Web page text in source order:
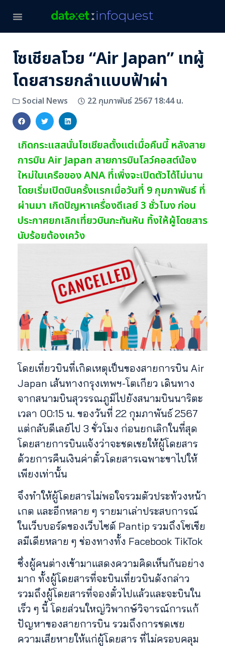
โซเชียลโวย “Air Japan” เทผู้
โดยสารยกลำแบบฟ้าผ่า
Social News 22 กุมภาพันธ์ 2567 18:44 น.
เกิดกระแสสนั่นโซเชียลตั้งแต่เมื่อคืนนี้ หลังสาย
การบิน Air Japan สายการบินโลว์คอสต์น้อง
ใหม่ในเครือของ ANA ที่เพิ่งจะเปิดตัวได้ไม่นาน
โดยเริ่มเปิดบินครั้งแรกเมื่อวันที่ 9 กุมภาพันธ์ ที่
ผ่านมา เกิดปัญหาเครื่องดีเลย์ 3 ชั่วโมง ก่อน
ประกาศยกเลิกเที่ยวบินกะทันหัน ทิ้งให้ผู้โดยสาร
นับร้อยต้องเคว้ง
โดยเที่ยวบินที่เกิดเหตุเป็นของสายการบิน Air
Japan เส้นทางกรุงเทพฯ-โตเกียว เดินทาง
จากสนามบินสุวรรณภูมิไปยังสนามบินนาริตะ
เวลา 00:15 น. ของวันที่ 22 กุมภาพันธ์ 2567
แต่กลับดีเลย์ไป 3 ชั่วโมง ก่อนยกเลิกในที่สุด
โดยสายการบินแจ้งว่าจะชดเชยให้ผู้โดยสาร
ด้วยการคืนเงินค่าตั๋วโดยสารเฉพาะขาไปให้
เพียงเท่านั้น
จึงทำให้ผู้โดยสารไม่พอใจรวมตัวประท้วงหน้า
เกต และอีกหลาย ๆ รายมาเล่าประสบการณ์
ในเว็บบอร์ดของเว็บไซต์ Pantip รวมถึงโซเชีย
ลมีเดียหลาย ๆ ช่องทางทั้ง Facebook TikTok
ซึ่งผู้คนต่างเข้ามาแสดงความคิดเห็นกันอย่าง
มาก ทั้งผู้โดยสารที่จะบินเที่ยวบินดังกล่าว
รวมถึงผู้โดยสารที่จองตั๋วไปแล้วและจะบินใน
เร็ว ๆ นี้ โดยส่วนใหญ่วิพากษ์วิจารณ์การแก้
ปัญหาของสายการบิน รวมถึงการชดเชย
ความเสียหายให้แก่ผู้โดยสาร ที่ไม่ครอบคลุม